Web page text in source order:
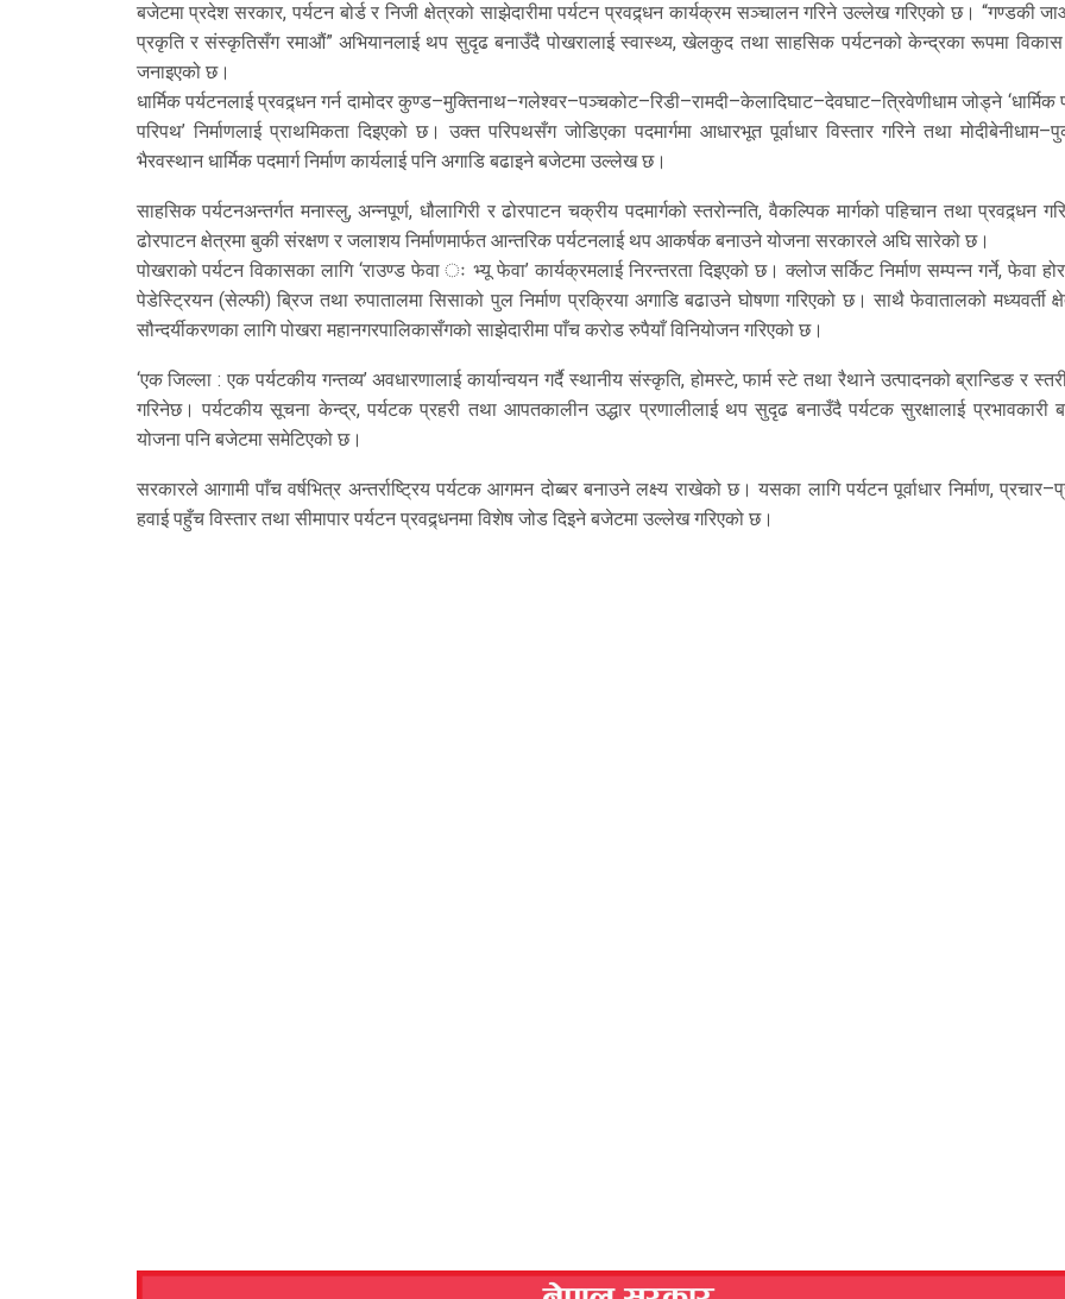
बजेटमा प्रदेश सरकार, पर्यटन बोर्ड र निजी क्षेत्रको साझेदारीमा पर्यटन प्रवद्र्धन कार्यक्रम सञ्चालन गरिने उल्लेख गरिएको छ। “गण्डकी
प्रकृति र संस्कृतिसँग रमाऔं” अभियानलाई थप सुदृढ बनाउँदै पोखरालाई स्वास्थ्य, खेलकुद तथा साहसिक पर्यटनको केन्द्रका रूपमा विकास
जनाइएको छ।
धार्मिक पर्यटनलाई प्रवद्र्धन गर्न दामोदर कुण्ड–मुक्तिनाथ–गलेश्वर–पञ्चकोट–रिडी–रामदी–केलादिघाट–देवघाट–त्रिवेणीधाम जोड्ने ‘धार्मिक
परिपथ’ निर्माणलाई प्राथमिकता दिइएको छ। उक्त परिपथसँग जोडिएका पदमार्गमा आधारभूत पूर्वाधार विस्तार गरिने तथा
भैरवस्थान धार्मिक पदमार्ग निर्माण कार्यलाई पनि अगाडि बढाइने बजेटमा उल्लेख छ।
साहसिक पर्यटनअन्तर्गत मनास्लु, अन्नपूर्ण, धौलागिरी र ढोरपाटन चक्रीय पदमार्गको स्तरोन्नति, वैकल्पिक मार्गको पहिचान तथा प्रवद्र्धन
ढोरपाटन क्षेत्रमा बुकी संरक्षण र जलाशय निर्माणमार्फत आन्तरिक पर्यटनलाई थप आकर्षक बनाउने योजना सरकारले अघि सारेको छ।
पोखराको पर्यटन विकासका लागि ‘राउण्ड फेवा ः भ्यू फेवा’ कार्यक्रमलाई निरन्तरता दिइएको छ। क्लोज सर्किट निर्माण सम्पन्न गर्ने, फेवा
पेडेस्ट्रियन (सेल्फी) ब्रिज तथा रुपातालमा सिसाको पुल निर्माण प्रक्रिया अगाडि बढाउने घोषणा गरिएको छ। साथै फेवातालको मध्यवर्ती
सौन्दर्यीकरणका लागि पोखरा महानगरपालिकासँगको साझेदारीमा पाँच करोड रुपैयाँ विनियोजन गरिएको छ।
‘एक जिल्ला : एक पर्यटकीय गन्तव्य’ अवधारणालाई कार्यान्वयन गर्दै स्थानीय संस्कृति, होमस्टे, फार्म स्टे तथा रैथाने उत्पादनको ब्रान्डिङ र
गरिनेछ। पर्यटकीय सूचना केन्द्र, पर्यटक प्रहरी तथा आपतकालीन उद्धार प्रणालीलाई थप सुदृढ बनाउँदै पर्यटक सुरक्षालाई प्रभावकारी
योजना पनि बजेटमा समेटिएको छ।
सरकारले आगामी पाँच वर्षभित्र अन्तर्राष्ट्रिय पर्यटक आगमन दोब्बर बनाउने लक्ष्य राखेको छ। यसका लागि पर्यटन पूर्वाधार निर्माण,
हवाई पहुँच विस्तार तथा सीमापार पर्यटन प्रवद्र्धनमा विशेष जोड दिइने बजेटमा उल्लेख गरिएको छ।